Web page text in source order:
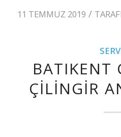
11 TEMMUZ 2019 /
BATIKENT
ÇILINGIR